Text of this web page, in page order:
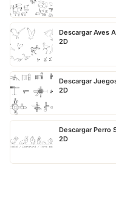
Descargar Aves
2D
Descargar
2D
Descargar Perro
2D